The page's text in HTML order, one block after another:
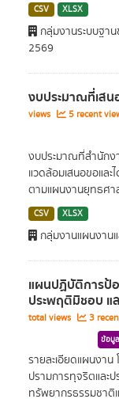
CSV XLSX
กลุ่มงานระบบฐาน
2569
งบประมาณที่เสน
views
5 recent
งบประมาณที่สำนักง
แวดล้อมเสนอขอและ
ตามแผนงานยุทธศา
CSV XLSX
กลุ่มงานแผนงาน
แผนปฏิบัติการป้
ประพฤติมิชอบ แ
total views
3
ข้อมู
รายละเอียดแผนงา
ปรามการทุจริตและ
ทรัพยากรธรรมชาติ